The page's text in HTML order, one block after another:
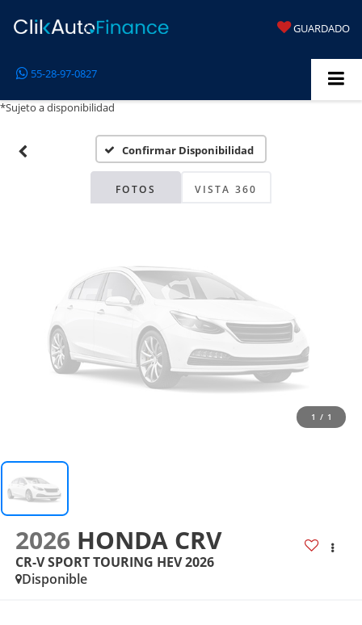
GUARDADO
55-28-97-0827
*Sujeto a disponibilidad
Confirmar Disponibilidad
FOTOS VISTA 360
Disponibles
Por favor, revise luego
1 / 1
2026 HONDA CRV
CR-V SPORT TOURING HEV 2026
Disponible